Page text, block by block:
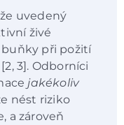
uvedený
živé
buňky při požití
3]. Odborníci
jakékoliv
nést riziko
a zároveň